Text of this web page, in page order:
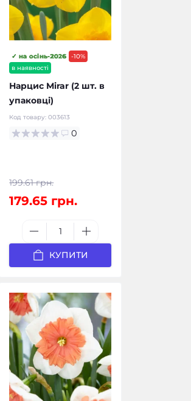
-10%
в наявності
✓ на осінь-2026
Нарцис Mirar (2 шт. в
упаковці)
Код товару:003613
0
199.61 грн.
179.65 грн.
КУПИТИ